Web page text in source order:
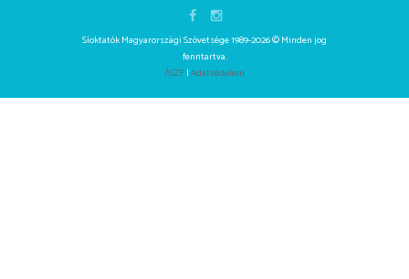
Síoktatók Magyarországi Szövetsége 1989-2026 © Minden jog
fenntartva.
ÁSZF|Adatvédelem